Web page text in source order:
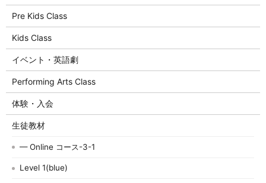
Pre Kids Class
Kids Class
イベント・英語劇
Performing Arts Class
体験・入会
生徒教材
— Online コース-3-1
Level 1(blue)